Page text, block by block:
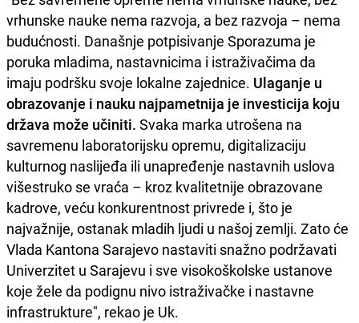
vrhunske nauke nema razvoja, a bez razvoja – nema
budućnosti. Današnje potpisivanje Sporazuma je
poruka mladima, nastavnicima i istraživačima da
imaju podršku svoje lokalne zajednice. Ulaganje u
obrazovanje i nauku najpametnija je investicija koju
država može učiniti. Svaka marka utrošena na
savremenu laboratorijsku opremu, digitalizaciju
kulturnog naslijeđa ili unapređenje nastavnih uslova
višestruko se vraća – kroz kvalitetnije obrazovane
kadrove, veću konkurentnost privrede i, što je
najvažnije, ostanak mladih ljudi u našoj zemlji. Zato će
Vlada Kantona Sarajevo nastaviti snažno podržavati
Univerzitet u Sarajevu i sve visokoškolske ustanove
koje žele da podignu nivo istraživačke i nastavne
infrastrukture", rekao je Uk.